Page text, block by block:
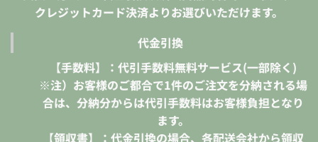
クレジットカード決済よりお選びいただけます。
代金引換
【手数料】：代引手数料無料サービス(一部除く)
※注）お客様のご都合で1件のご注文を分納される場
合は、分納分からは代引手数料はお客様負担となり
ます。
【領収書】：代金引換の場合、各配送会社から領収